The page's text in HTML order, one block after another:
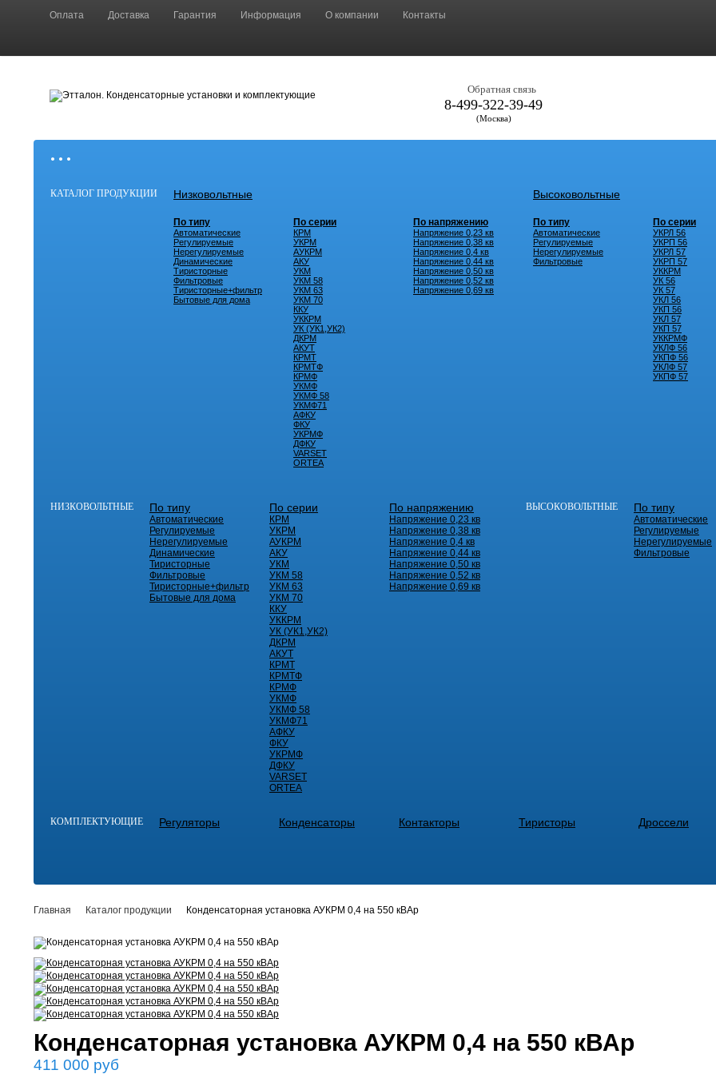
Оплата Доставка Гарантия Информация О компании Контакты
Обратная связь
8-499-322-39-49
(Москва)
• • •
КАТАЛОГ ПРОДУКЦИИ Низковольтные
По типу
Автоматические
Регулируемые
Нерегулируемые
Динамические
Тиристорные
Фильтровые
Тиристорные+фильтр
Бытовые для дома
По серии
КРМ
УКРМ
АУКРМ
АКУ
УКМ
УКМ 58
УКМ 63
УКМ 70
ККУ
УККРМ
УК (УК1,УК2)
ДКРМ
АКУТ
КРМТ
КРМТФ
КРМФ
УКМФ
УКМФ 58
УКМФ71
АФКУ
ФКУ
УКРМФ
ДФКУ
VARSET
ORTEA
По напряжению
Напряжение 0,23 кв
Напряжение 0,38 кв
Напряжение 0,4 кв
Напряжение 0,44 кв
Напряжение 0,50 кв
Напряжение 0,52 кв
Напряжение 0,69 кв
Высоковольтные
По типу
Автоматические
Регулируемые
Нерегулируемые
Фильтровые
По серии
УКРЛ 56
УКРП 56
УКРЛ 57
УКРП 57
УККРМ
УК 56
УК 57
УКЛ 56
УКП 56
УКЛ 57
УКП 57
УККРМФ
УКЛФ 56
УКПФ 56
УКЛФ 57
УКПФ 57
НИЗКОВОЛЬТНЫЕ По типу
Автоматические
Регулируемые
Нерегулируемые
Динамические
Тиристорные
Фильтровые
Тиристорные+фильтр
Бытовые для дома
По серии
КРМ
УКРМ
АУКРМ
АКУ
УКМ
УКМ 58
УКМ 63
УКМ 70
ККУ
УККРМ
УК (УК1,УК2)
ДКРМ
АКУТ
КРМТ
КРМТФ
КРМФ
УКМФ
УКМФ 58
УКМФ71
АФКУ
ФКУ
УКРМФ
ДФКУ
VARSET
ORTEA
По напряжению
Напряжение 0,23 кв
Напряжение 0,38 кв
Напряжение 0,4 кв
Напряжение 0,44 кв
Напряжение 0,50 кв
Напряжение 0,52 кв
Напряжение 0,69 кв
ВЫСОКОВОЛЬТНЫЕ По типу
Автоматические
Регулируемые
Нерегулируемые
Фильтровые
КОМПЛЕКТУЮЩИЕ Регуляторы Конденсаторы Контакторы Тиристоры Дроссели
Главная Каталог продукции Конденсаторная установка АУКРМ 0,4 на 550 кВАр
Конденсаторная установка АУКРМ 0,4 на 550 кВАр
411 000 руб